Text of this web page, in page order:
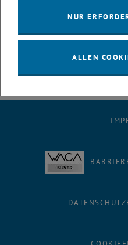
hohem Maße von international
motivierten Wissenschaftlern
Wirtschaftsingenieurwesen
NUR
ALLEN